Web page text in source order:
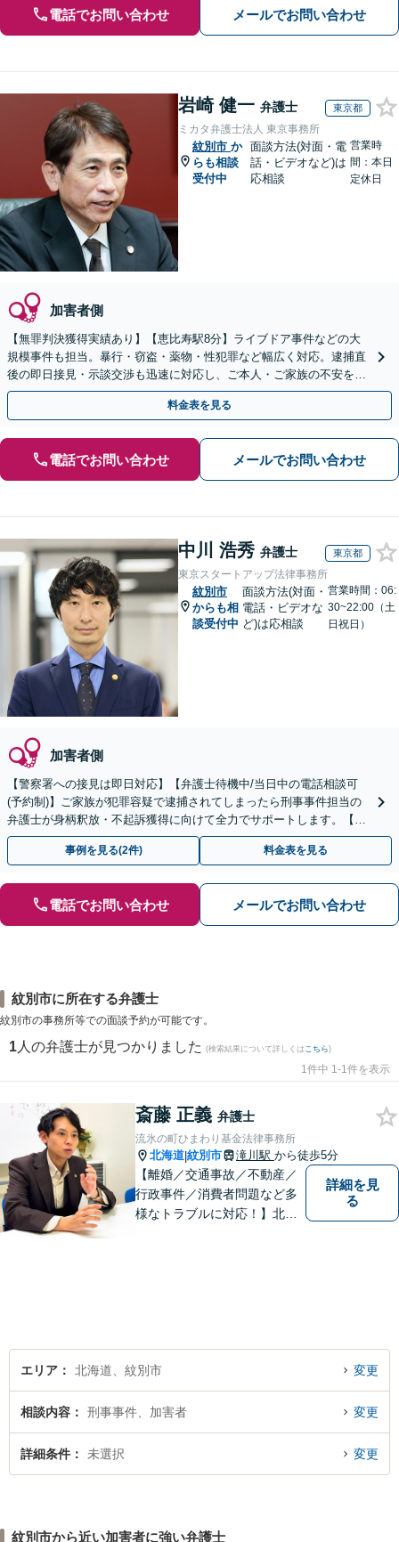
電話でお問い合わせ メールでお問い合わせ
岩崎 健一 弁護士 東京都
ミカタ弁護士法人 東京事務所
紋別市 か
らも相談
受付中
面談方法(対面・電
話・ビデオなど)は
応相談
営業時
間：本日
定休日
加害者側
【無罪判決獲得実績あり】【恵比寿駅8分】ライブドア事件などの大
規模事件も担当。暴行・窃盗・薬物・性犯罪など幅広く対応。逮捕直
後の即日接見・示談交渉も迅速に対応し、ご本人・ご家族の不安を最
小限に抑えます。【初回相談可能】【WEB面談可能】
料金表を見る
電話でお問い合わせ メールでお問い合わせ
中川 浩秀 弁護士 東京都
東京スタートアップ法律事務所
紋別市
からも相
談受付中
面談方法(対面・
電話・ビデオな
ど)は応相談
営業時間：06:
30~22:00（土
日祝日）
加害者側
【警察署への接見は即日対応】【弁護士待機中/当日中の電話相談可
(予約制)】ご家族が犯罪容疑で逮捕されてしまったら刑事事件担当の
弁護士が身柄釈放・不起訴獲得に向けて全力でサポートします。【毎
月100名以上の相談実績】【全国対応】
事例を見る(2件) 料金表を見る
電話でお問い合わせ メールでお問い合わせ
紋別市に所在する弁護士
紋別市の事務所等での面談予約が可能です。
1 人の弁護士が見つかりました (検索結果について詳しくは こちら)
1件中 1-1件を表示
斎藤 正義 弁護士
流氷の町ひまわり基金法律事務所
北海道|紋別市 滝川駅 から徒歩5分
【離婚／交通事故／不動産／
行政事件／消費者問題など多
様なトラブルに対応！】北海
詳細を見
る
エリア 北海道、紋別市 変更
相談内容 刑事事件、加害者 変更
詳細条件 未選択 変更
紋別市から近い加害者に強い弁護士